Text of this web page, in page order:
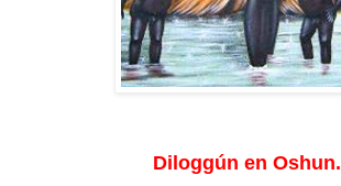
Diloggún en Oshun.